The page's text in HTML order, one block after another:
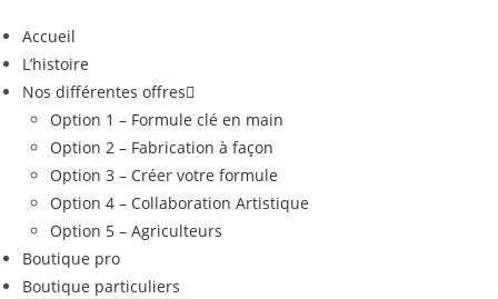
Accueil
L’histoire
Nos différentes offres
Option 1 – Formule clé en main
Option 2 – Fabrication à façon
Option 3 – Créer votre formule
Option 4 – Collaboration Artistique
Option 5 – Agriculteurs
Boutique pro
Boutique particuliers